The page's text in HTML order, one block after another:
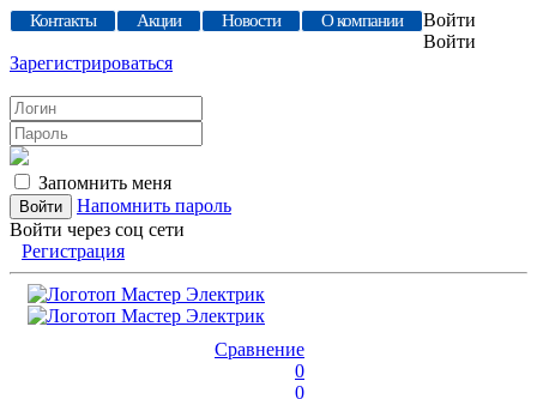
Контакты Акции Новости О компании
Войти
Войти
Зарегистрироваться
Запомнить меня
Напомнить пароль
Войти через соц сети
Регистрация
Сравнение
0
0